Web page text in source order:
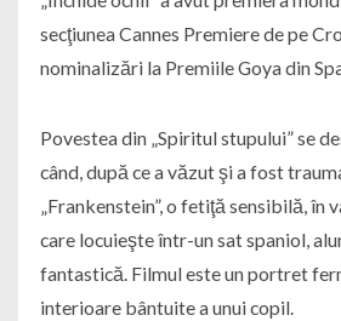
secţiunea Cannes Premiere de pe
nominalizări la Premiile Goya din
Povestea din „Spiritul stupului” se
când, după ce a văzut şi a fost
„Frankenstein”, o fetiţă sensibilă, în
care locuieşte într-un sat spaniol,
fantastică. Filmul este un portret
interioare bântuite a unui copil.